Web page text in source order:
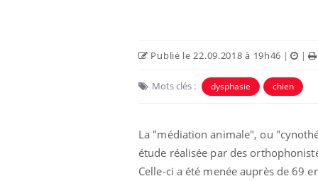
Publié le 22.09.2018 à 19h46 | |
Mots clés : dysphasie chien
La "médiation animale", ou
étude réalisée par des
Celle-ci a été menée auprès de 69